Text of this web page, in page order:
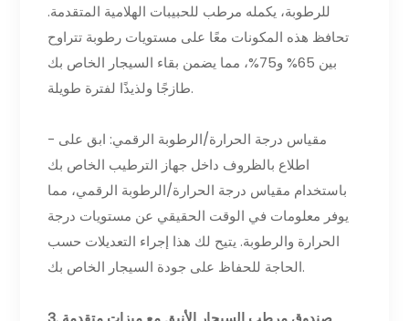
للرطوبة، يكمله مرطب للحبيبات الهلامية المتقدمة.
تحافظ هذه المكونات معًا على مستويات رطوبة تتراوح
بين 65% و75%، مما يضمن بقاء السيجار الخاص بك
طازجًا ولذيذًا لفترة طويلة.
- مقياس درجة الحرارة/الرطوبة الرقمي: ابق على
اطلاع بالظروف داخل جهاز الترطيب الخاص بك
باستخدام مقياس درجة الحرارة/الرطوبة الرقمي، مما
يوفر معلومات في الوقت الحقيقي عن مستويات درجة
الحرارة والرطوبة. يتيح لك هذا إجراء التعديلات حسب
الحاجة للحفاظ على جودة السيجار الخاص بك.